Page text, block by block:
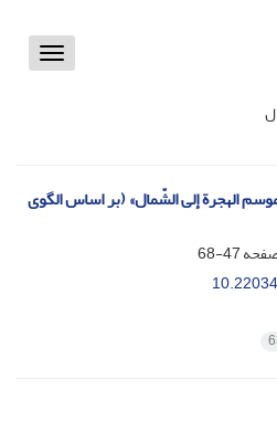
Toggle
الهجرة إلی الشّمال» (بر اساس الگوی
47-68